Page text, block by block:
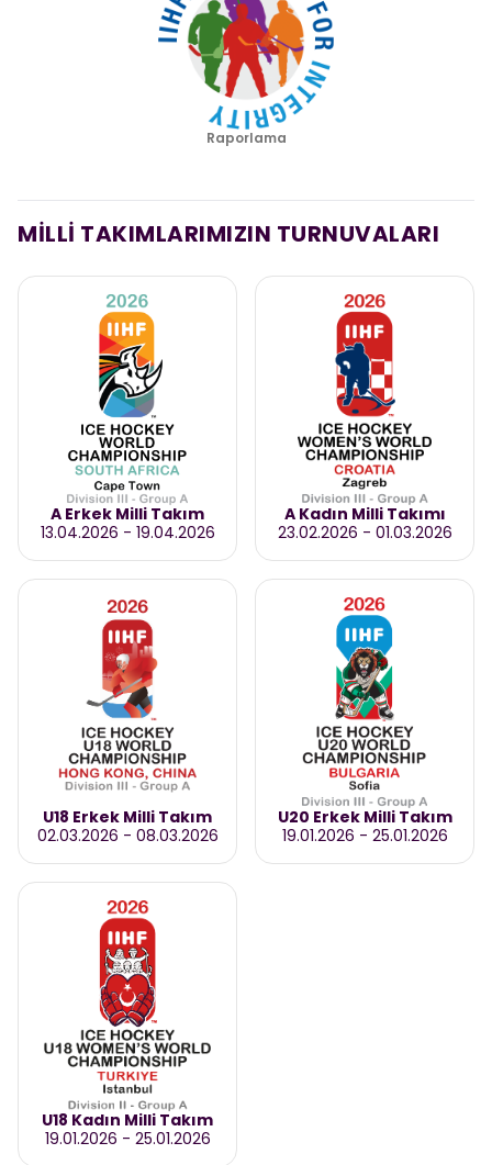
Raporlama
MİLLİ TAKIMLARIMIZIN TURNUVALARI
A Erkek Milli Takım
13.04.2026 - 19.04.2026
A Kadın Milli Takımı
23.02.2026 - 01.03.2026
U18 Erkek Milli Takım
02.03.2026 - 08.03.2026
U20 Erkek Milli Takım
19.01.2026 - 25.01.2026
U18 Kadın Milli Takım
19.01.2026 - 25.01.2026